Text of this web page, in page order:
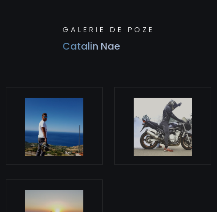
GALERIE DE POZE
Catalin Nae